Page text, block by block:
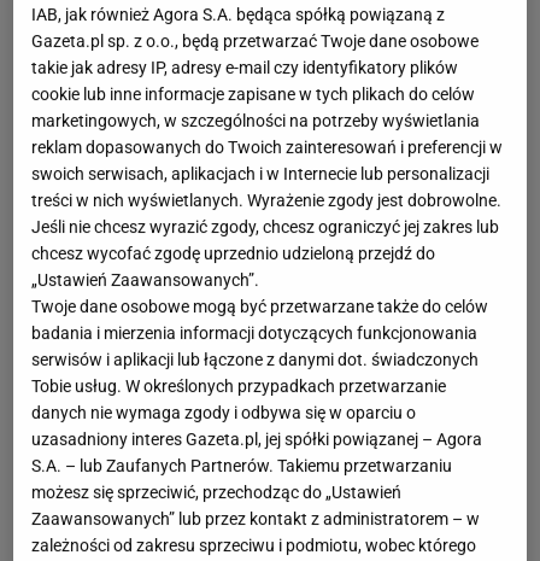
IAB, jak również Agora S.A. będąca spółką powiązaną z
Gazeta.pl sp. z o.o., będą przetwarzać Twoje dane osobowe
takie jak adresy IP, adresy e-mail czy identyfikatory plików
cookie lub inne informacje zapisane w tych plikach do celów
marketingowych, w szczególności na potrzeby wyświetlania
reklam dopasowanych do Twoich zainteresowań i preferencji w
swoich serwisach, aplikacjach i w Internecie lub personalizacji
treści w nich wyświetlanych. Wyrażenie zgody jest dobrowolne.
Jeśli nie chcesz wyrazić zgody, chcesz ograniczyć jej zakres lub
chcesz wycofać zgodę uprzednio udzieloną przejdź do
„Ustawień Zaawansowanych”.
Twoje dane osobowe mogą być przetwarzane także do celów
badania i mierzenia informacji dotyczących funkcjonowania
serwisów i aplikacji lub łączone z danymi dot. świadczonych
Tobie usług. W określonych przypadkach przetwarzanie
danych nie wymaga zgody i odbywa się w oparciu o
uzasadniony interes Gazeta.pl, jej spółki powiązanej – Agora
S.A. – lub Zaufanych Partnerów. Takiemu przetwarzaniu
możesz się sprzeciwić, przechodząc do „Ustawień
Zaawansowanych” lub przez kontakt z administratorem – w
zależności od zakresu sprzeciwu i podmiotu, wobec którego